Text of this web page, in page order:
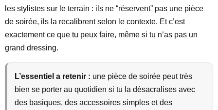
les stylistes sur le terrain : ils ne “réservent” pas une pièce
de soirée, ils la recalibrent selon le contexte. Et c’est
exactement ce que tu peux faire, même si tu n’as pas un
grand dressing.
L’essentiel a retenir : une pièce de soirée peut très
bien se porter au quotidien si tu la désacralises avec
des basiques, des accessoires simples et des